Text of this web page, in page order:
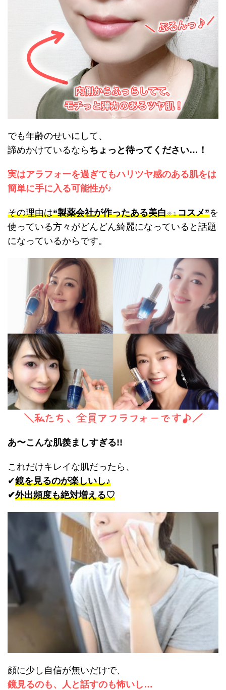
でも年齢のせいにして、
諦めかけているならちょっと待ってください…！
実はアラフォーを過ぎてもハリツヤ感のある肌をは
簡単に手に入る可能性が♪
その理由は“製薬会社が作ったある美白※１コスメ”を
使っている方々がどんどん綺麗になっていると話題
になっているからです。
あ〜こんな肌羨ましすぎる!!
これだけキレイな肌だったら、
✔︎鏡を見るのが楽しいし♪
✔︎外出頻度も絶対増える♡
顔に少し自信が無いだけで、
鏡見るのも、人と話すのも怖いし…